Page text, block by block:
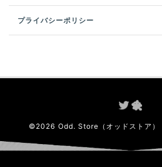
プライバシーポリシー
© 2026 Odd. Store（オッドストア）